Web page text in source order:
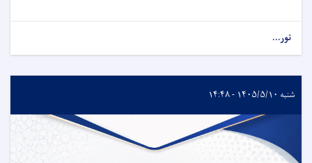
نور...
شنبه ۱۴۰۵/۵/۱۰ - ۱۴:۴۸